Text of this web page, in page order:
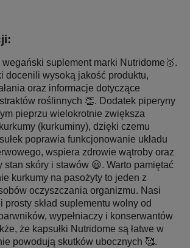
suplement marki Nutridome🥇.
docenili wysoką jakość produktu,
oraz informacje dotyczące
roślinnych 👏. Dodatek piperyny
pieprzu wielokrotnie zwiększa
(kurkuminy), dzięki czemu
poprawia funkcjonowanie układu
wspiera zdrowie wątroby oraz
stan skóry i stawów 😃. Warto pamiętać
kurkumy na pasożyty to jeden z
oczyszczania organizmu. Nasi
prosty skład suplementu wolny od
wypełniaczy i konserwantów
że kapsułki Nutridome są łatwe w
powodują skutków ubocznych 🥰.